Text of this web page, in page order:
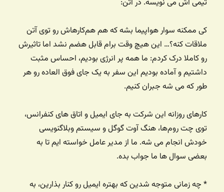
تیمی اش می نویسه. در آتن:
کی ممکنه سوار هواپیما بشه که هم هم‌کارهاش رو توی آتن
ملاقات کنه؟… این هیچ وقت برام قابل هضم نشد اما تاثیرش
رو کاملا درک کردم: ما همه پر انرژی بودیم، احساس مثبت
داشتیم و آماده بودیم این سفر به یک جای فوق العاده رو هر
طور که می شه جبران کنیم.
کارهای روزانه این شرکت به جای ایمیل و اتاق های کنفرانس،
توی چت روم‌ها، هنگ آوت گوگل و سیستم وبلاگنویسی
خودش انجام می شه. ما از مدیر عامل خواسته ایم تا به
بعضی سوال ها ما جواب بده.
* چه زمانی متوجه شدین که بهتره ایمیل رو کنار بذارین، به